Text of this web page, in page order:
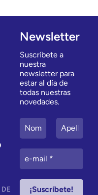
Newsletter
Suscríbete a
nuestra
newsletter para
estar al día de
todas nuestras
novedades.